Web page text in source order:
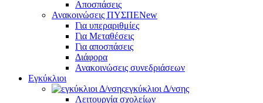
Αποσπάσεις
Ανακοινώσεις ΠΥΣΠΕNew
Για υπεραριθμίες
Για Μεταθέσεις
Για αποσπάσεις
Διάφορα
Ανακοινώσεις συνεδριάσεων
Εγκύκλιοι
εγκύκλιοι Δ/νσης
Λειτουργία σχολείων